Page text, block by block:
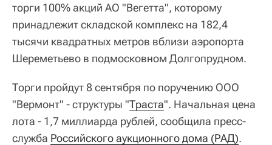
торги 100% акций АО "Вегетта", которому
принадлежит складской комплекс на 182,4
тысячи квадратных метров вблизи аэропорта
Шереметьево в подмосковном Долгопрудном.
Торги пройдут 8 сентября по поручению ООО
"Вермонт" - структуры "Траста". Начальная цена
лота - 1,7 миллиарда рублей, сообщила пресс-
служба Российского аукционного дома (РАД).